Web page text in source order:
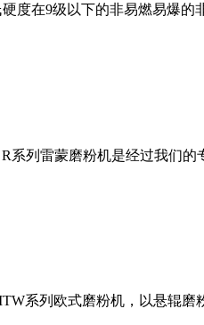
度在9级以下的非易燃易爆的
列雷蒙磨粉机是经过我们
系列欧式磨粉机，以悬辊磨